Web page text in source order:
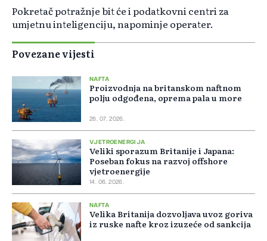
Pokretač potražnje bit će i podatkovni centri za
umjetnu inteligenciju, napominje operater.
Povezane vijesti
NAFTA
Proizvodnja na britanskom naftnom
polju odgođena, oprema pala u more
26. 07. 2026.
VJETROENERGIJA
Veliki sporazum Britanije i Japana:
Poseban fokus na razvoj offshore
vjetroenergije
14. 06. 2026.
NAFTA
Velika Britanija dozvoljava uvoz goriva
iz ruske nafte kroz izuzeće od sankcija